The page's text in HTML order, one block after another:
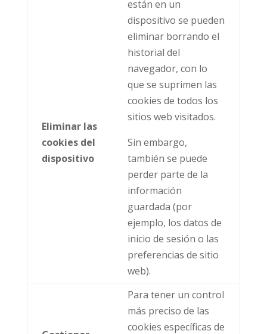
Eliminar las
cookies del
dispositivo
están en un
dispositivo se pueden
eliminar borrando el
historial del
navegador, con lo
que se suprimen las
cookies de todos los
sitios web visitados.
Sin embargo,
también se puede
perder parte de la
información
guardada (por
ejemplo, los datos de
inicio de sesión o las
preferencias de sitio
web).
Para tener un control
más preciso de las
cookies específicas de